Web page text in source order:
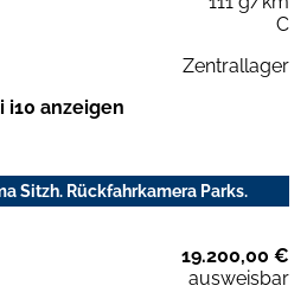
C
Zentrallager
i10 anzeigen
Sitzh. Rückfahrkamera Parks.
19.200,00 €
ausweisbar